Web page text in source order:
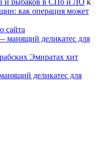
и рыбаков в СПб и ЛО к
как операция может
сайта
манящий деликатес для
Эмиратах хит
деликатес для